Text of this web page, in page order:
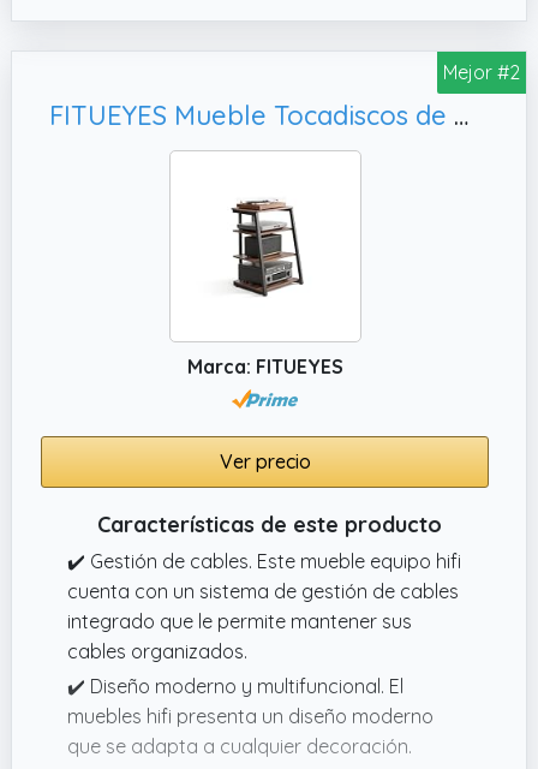
38x21x19.5cm Peso: 3.5 KG.
permitiéndote guardar hasta 90+ emisoras
favoritas. Las minicadenas de música con CD
calidad hifi, haciendo de esta cadena de
música una opción ideal.
Mejor #2
FITUEYES Mueble Tocadiscos de Madera y Metal Mueble HiFi para Tocadiscos Equipo HiFi Muebles HiFi con Estante Regulable Carga MAX. 50kg
Marca: FITUEYES
Ver precio
Características de este producto
✔️ Gestión de cables. Este mueble equipo hifi
cuenta con un sistema de gestión de cables
integrado que le permite mantener sus
cables organizados.
✔️ Diseño moderno y multifuncional. El
muebles hifi presenta un diseño moderno
que se adapta a cualquier decoración.